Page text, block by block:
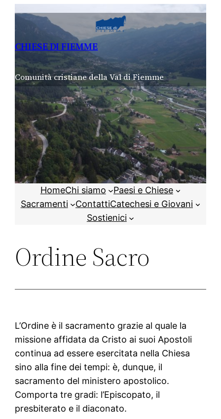
CHIESE DI FIEMME
Comunità cristiane della Val di Fiemme
HomeChi siamo
Paesi e Chiese
Sacramenti
ContattiCatechesi e Giovani
Sostienici
Ordine Sacro
L’Ordine è il sacramento grazie al quale la
missione affidata da Cristo ai suoi Apostoli
continua ad essere esercitata nella Chiesa
sino alla fine dei tempi: è, dunque, il
sacramento del ministero apostolico.
Comporta tre gradi: l’Episcopato, il
presbiterato e il diaconato.